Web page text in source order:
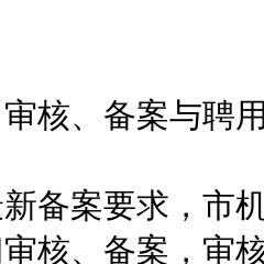
、备案与聘
案要求，市机
核、备案，审